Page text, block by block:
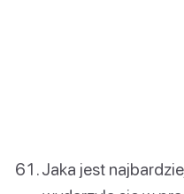
Jaka jest